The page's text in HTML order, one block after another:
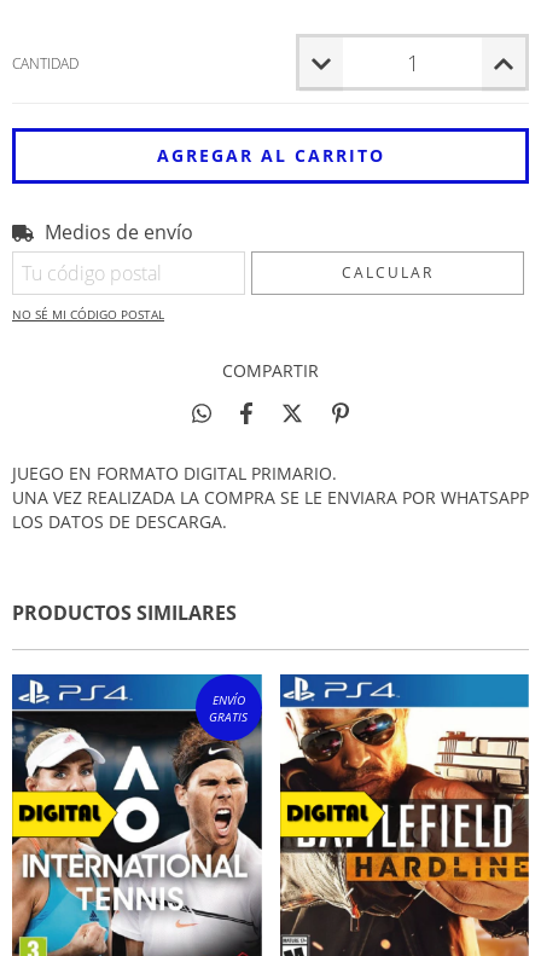
CANTIDAD
Entregas para el CP:
Medios de envío
CALCULAR
NO SÉ MI CÓDIGO POSTAL
COMPARTIR
JUEGO EN FORMATO DIGITAL PRIMARIO.
UNA VEZ REALIZADA LA COMPRA SE LE ENVIARA POR WHATSAPP
LOS DATOS DE DESCARGA.
PRODUCTOS SIMILARES
ENVÍO
GRATIS